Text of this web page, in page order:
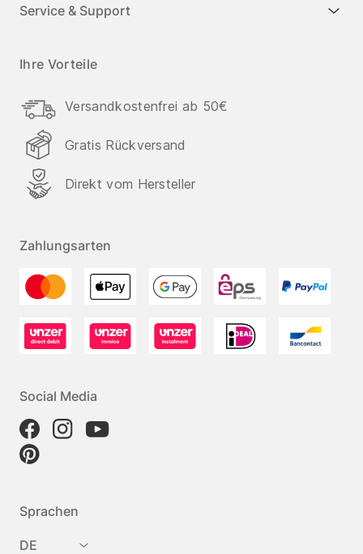
Service & Support
Ihre Vorteile
Versandkostenfrei ab 50€
Gratis Rückversand
Direkt vom Hersteller
Zahlungsarten
Social Media
Sprachen
DE